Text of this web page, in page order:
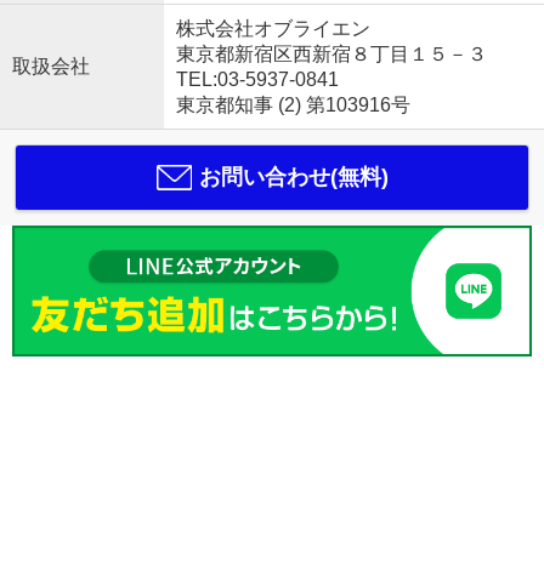
取扱会社
株式会社オブライエン
東京都新宿区西新宿８丁目１５－３
TEL:03-5937-0841
東京都知事 (2) 第103916号
お問い合わせ(無料)